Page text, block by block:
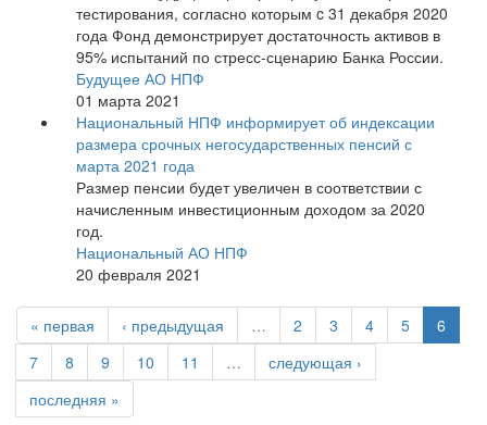
тестирования, согласно которым c 31 декабря 2020
года Фонд демонстрирует достаточность активов в
95% испытаний по стресс-сценарию Банка России.
Будущее АО НПФ
01 марта 2021
Национальный НПФ информирует об индексации
размера срочных негосударственных пенсий с
марта 2021 года
Размер пенсии будет увеличен в соответствии с
начисленным инвестиционным доходом за 2020
год.
Национальный АО НПФ
20 февраля 2021
« первая ‹ предыдущая … 2 3 4 5
6
7
8 9 10 11 …
следующая ›
последняя »